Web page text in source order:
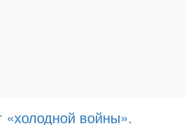
«холодной войны».